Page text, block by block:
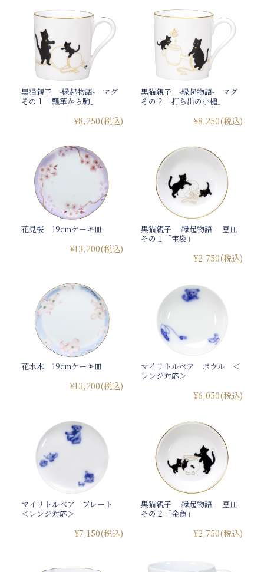
黒猫親子 -縁起物語- マグ
その１「瓢箪から駒」
¥8,250(税込)
黒猫親子 -縁起物語- マグ
その２「打ち出の小槌」
¥8,250(税込)
花見桜 19cmケーキ皿
¥13,200(税込)
黒猫親子 -縁起物語- 豆皿
その１「宝袋」
¥2,750(税込)
花水木 19cmケーキ皿
¥13,200(税込)
マイリトルベア ボウル ＜
レンジ対応＞
¥6,050(税込)
マイリトルベア プレート
＜レンジ対応＞
¥7,150(税込)
黒猫親子 -縁起物語- 豆皿
その２「金魚」
¥2,750(税込)